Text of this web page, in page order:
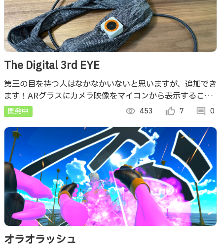
The Digital 3rd EYE
第三の目を持つ人はなかなかいないと思いますが、追加でき
ます！ARグラスにカメラ映像をマイコンから表示すること
で、あなたの視覚を広げます。現実空間で自然に追加情報を
扱える”軽薄短小:89g”の作品です
開発中 visibility 453 thumb_up_alt 7 comment 0
オラオラッシュ